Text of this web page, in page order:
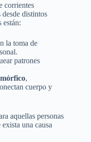
corrientes
distintos
están:
la toma de
patrones
,
cuerpo y
aquellas personas
una causa